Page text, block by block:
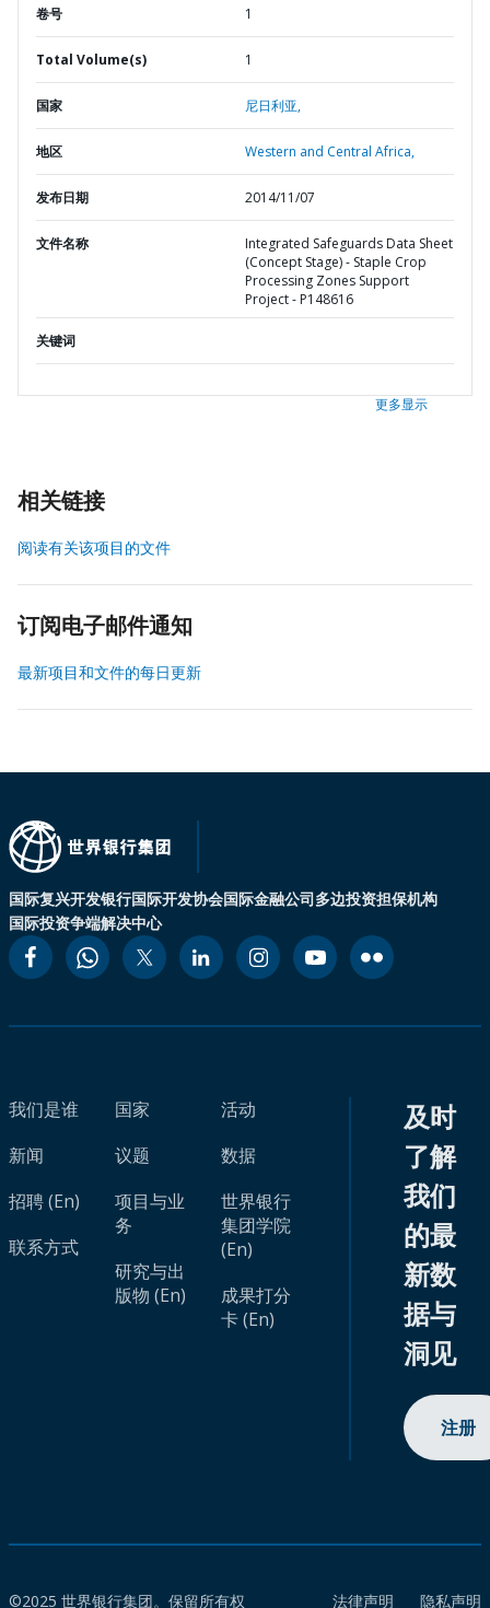
卷号 1
Total Volume(s) 1
国家 尼日利亚,
地区 Western and Central Africa,
发布日期 2014/11/07
文件名称
Integrated Safeguards Data Sheet
(Concept Stage) - Staple Crop
Processing Zones Support
Project - P148616
关键词
更多显示
相关链接
阅读有关该项目的文件
订阅电子邮件通知
最新项目和文件的每日更新
国际复兴开发银行国际开发协会国际金融公司多边投资担保机构
国际投资争端解决中心
我们是谁
新闻
招聘 (En)
联系方式
国家
议题
项目与业
务
研究与出
版物 (En)
活动
数据
世界银行
集团学院
(En)
成果打分
卡 (En)
及时
了解
我们
的最
新数
据与
洞见
注册
©2025 世界银行集团。保留所有权 法律声明 隐私声明